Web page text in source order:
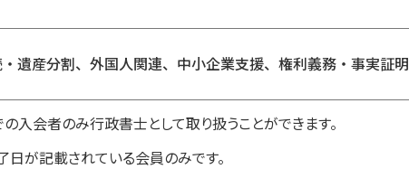
遺産分割、外国人関連、中小企業支援、権利義務・事実証明
会者のみ行政書士として取り扱うことができます。
が記載されている会員のみです。